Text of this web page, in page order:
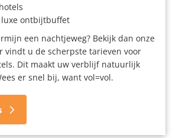
ontbijtbuffet
een nachtjeweg? Bekijk dan onze
vindt u de scherpste tarieven voor
Dit maakt uw verblijf natuurlijk
er snel bij, want vol=vol.